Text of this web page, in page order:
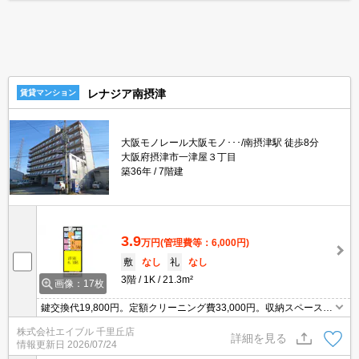
賃貸マンション レナジア南摂津
大阪モノレール大阪モノ･･･/南摂津駅 徒歩8分
大阪府摂津市一津屋３丁目
築36年
7階建
画像：17枚
3.9万円(管理費等：6,000円)
敷
なし 礼
なし
3階
1K 21.3m²
鍵交換代19,800円。定額クリーニング費33,000円。収納スペースが
充実。眺望良好。
株式会社エイブル 千里丘店
情報更新日 2026/07/24
詳細を見る